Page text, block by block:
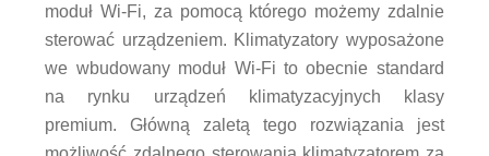
moduł Wi-Fi, za pomocą którego możemy zdalnie
sterować urządzeniem. Klimatyzatory wyposażone
we wbudowany moduł Wi-Fi to obecnie standard
na rynku urządzeń klimatyzacyjnych klasy
premium. Główną zaletą tego rozwiązania jest